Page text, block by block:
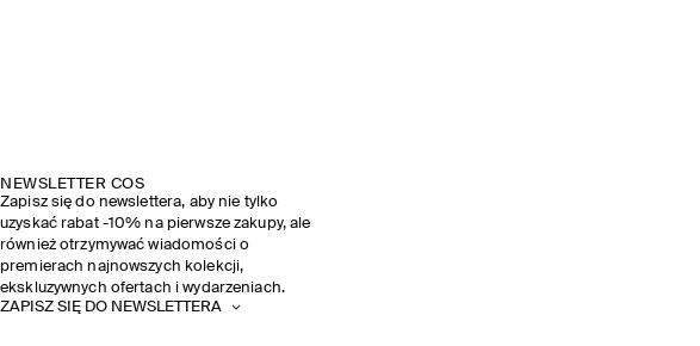
NEWSLETTER COS
Zapisz się do newslettera, aby nie tylko
uzyskać rabat -10% na pierwsze zakupy, ale
również otrzymywać wiadomości o
premierach najnowszych kolekcji,
ekskluzywnych ofertach i wydarzeniach.
ZAPISZ SIĘ DO NEWSLETTERA